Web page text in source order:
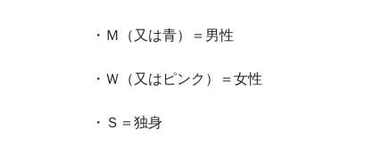
・Ｍ（又は青）＝男性
・Ｗ（又はピンク）＝女性
・Ｓ＝独身